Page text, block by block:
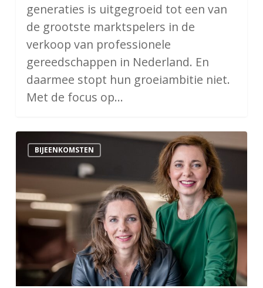
generaties is uitgegroeid tot een van
de grootste marktspelers in de
verkoop van professionele
gereedschappen in Nederland. En
daarmee stopt hun groeiambitie niet.
Met de focus op…
Oudjaarsborrel
BIJEENKOMSTEN